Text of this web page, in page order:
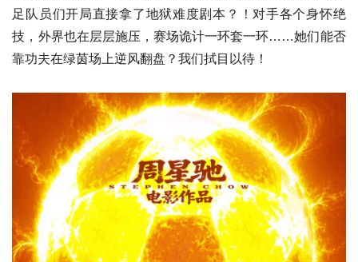
足队员们开局直接拿了地狱难度剧本？！对手各个身怀绝
技，外界也在层层施压，赛场诡计一环套一环……她们能否
靠功夫在绿茵场上逆风翻盘？我们拭目以待！